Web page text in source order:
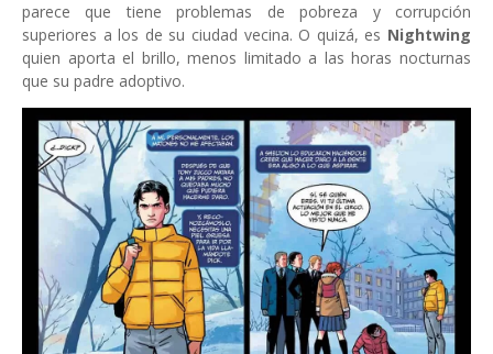
parece que tiene problemas de pobreza y corrupción
superiores a los de su ciudad vecina. O quizá, es Nightwing
quien aporta el brillo, menos limitado a las horas nocturnas
que su padre adoptivo.